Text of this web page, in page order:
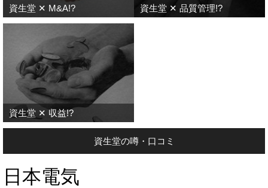
資生堂 ✕ M&A!? 資生堂 ✕ 品質管理!?
資生堂 ✕ 収益!?
資生堂の噂・口コミ
日本電気